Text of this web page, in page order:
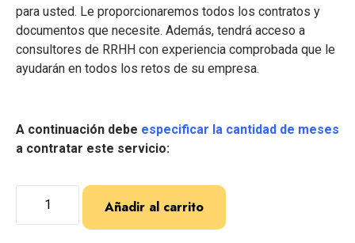
para usted. Le proporcionaremos todos los contratos y
documentos que necesite. Además, tendrá acceso a
consultores de RRHH con experiencia comprobada que le
ayudarán en todos los retos de su empresa.
A continuación debe especificar la cantidad de meses
a contratar este servicio:
Añadir al carrito